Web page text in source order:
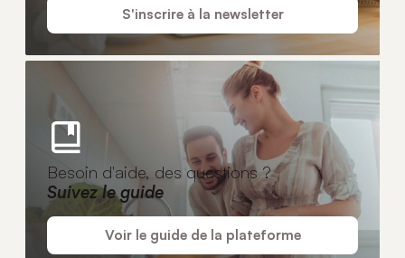
S'inscrire à la newsletter
Besoin d'aide, des questions ?
Suivez le guide
Voir le guide de la plateforme